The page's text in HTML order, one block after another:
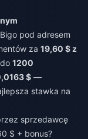
Bigo pod adresem
za 19,60 $ z
1200
$ —
stawka na
sprzedawcę
$ + bonus?